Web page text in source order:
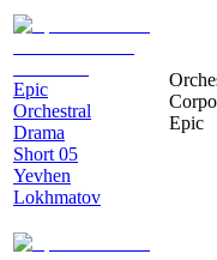
Epic
Orchestral
Drama
Short 05
Yevhen
Lokhmatov
Epic